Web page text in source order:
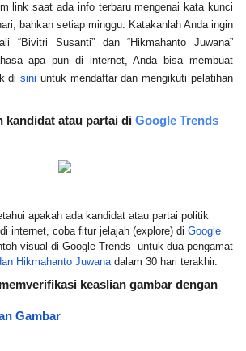
link saat ada info terbaru mengenai kata kunci
bahkan setiap minggu. Katakanlah Anda ingin
“Bivitri Susanti” dan “Hikmahanto Juwana”
di sini untuk mendaftar dan mengikuti pelatihan
kandidat atau partai di Google Trends
apakah ada kandidat atau partai politik
di internet, coba fitur jelajah (explore) di Google
visual di Google Trends  untuk dua pengamat
Hikmahanto Juwana dalam 30 hari terakhir.
Gambar